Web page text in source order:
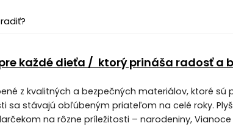
každé dieťa / ktorý prináša radosť a
z kvalitných a bezpečných materiálov, ktoré
sa stávajú obľúbeným priateľom na celé roky.
na rôzne príležitosti – narodeniny,